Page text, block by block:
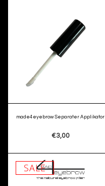
made4eyebrow Separater Applikator
€3,00
SALE